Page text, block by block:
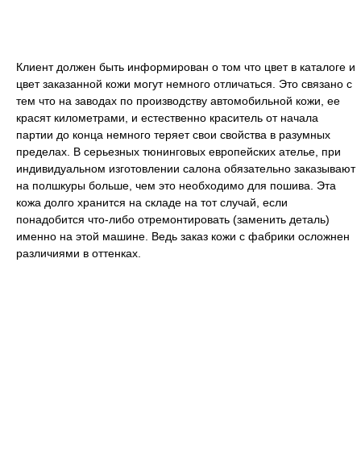
Клиент должен быть информирован о том что цвет в каталоге и
цвет заказанной кожи могут немного отличаться. Это связано с
тем что на заводах по производству автомобильной кожи, ее
красят километрами, и естественно краситель от начала
партии до конца немного теряет свои свойства в разумных
пределах. В серьезных тюнинговых европейских ателье, при
индивидуальном изготовлении салона обязательно заказывают
на полшкуры больше, чем это необходимо для пошива. Эта
кожа долго хранится на складе на тот случай, если
понадобится что-либо отремонтировать (заменить деталь)
именно на этой машине. Ведь заказ кожи с фабрики осложнен
различиями в оттенках.